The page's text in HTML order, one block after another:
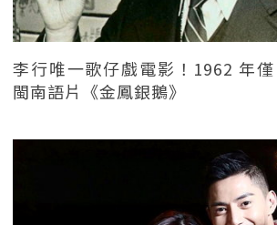
李行唯一歌仔戲電影！1962 年
閩南語片《金鳳銀鵝》